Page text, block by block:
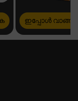
ഇപ്പോൾ